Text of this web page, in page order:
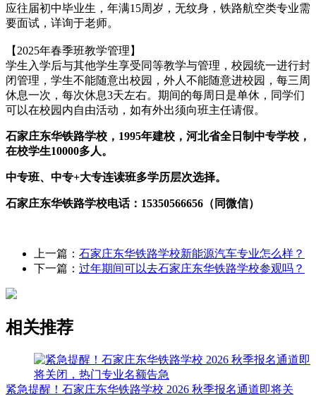
应往届初中毕业生，年满15周岁，无纹身，铁路航空类专业需
要面试，详询于老师。
【2025年春季班教学管理】
学生入学后与其他学生享受同等教学与管理，校园统一进行封
闭管理，学生不能随意出校园，外人不能随意进校园，每三周
休息一次，每次休息3天左右。期间的每周日是单休，同学们
可以在校园内自由活动，如有外出须向班主任请假。
石家庄东华铁路学校，1995年建校，河北省全日制中专学校，
在校学生10000多人。
中专班、中专+大专连读班多学历层次选择。
石家庄东华铁路学校电话：15350566656（同微信）
上一篇： 石家庄东华铁路学校新能源汽车专业怎么样？
下一篇： 过年期间可以去石家庄东华铁路学校参观吗？
相关推荐
紧急提醒！石家庄东华铁路学校 2026 秋季报名通道即将关